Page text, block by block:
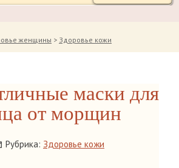
женщины > Здоровье кожи
маски для
от морщин
Рубрика: Здоровье кожи